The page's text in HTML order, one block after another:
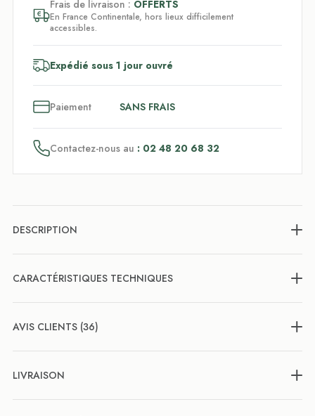
Frais de livraison : OFFERTS
En France Continentale, hors lieux difficilement
accessibles.
Expédié sous 1 jour ouvré
Paiement SANS FRAIS
Contactez-nous au : 02 48 20 68 32
DESCRIPTION
CARACTÉRISTIQUES TECHNIQUES
AVIS CLIENTS (36)
LIVRAISON